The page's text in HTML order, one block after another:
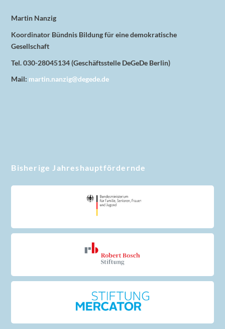
Martin Nanzig
Koordinator Bündnis Bildung für eine demokratische
Gesellschaft
Tel. 030-28045134 (Geschäftsstelle DeGeDe Berlin)
Mail: martin.nanzig@degede.de
Bisherige Jahreshauptfördernde